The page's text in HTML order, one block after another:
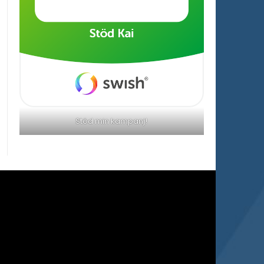
Stöd min kampanj!